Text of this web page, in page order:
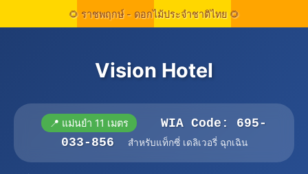
Vision Hotel
📍 แม่นยำ 11 เมตร
WIA Code: 695-
033-856
สำหรับแท็กซี่ เดลิเวอรี่ ฉุกเฉิน